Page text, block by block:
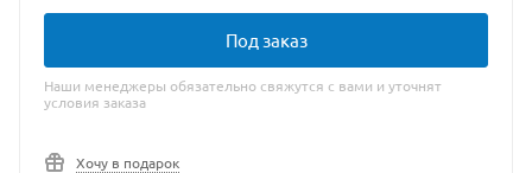
Под заказ
Наши менеджеры обязательно свяжутся с вами и уточнят
условия заказа
Хочу в подарок